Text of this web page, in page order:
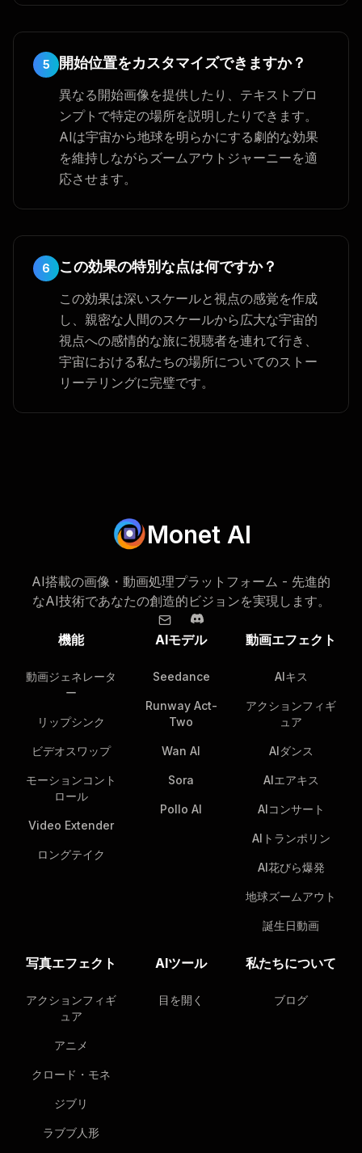
5 開始位置をカスタマイズできますか？
異なる開始画像を提供したり、テキストプロ
ンプトで特定の場所を説明したりできます。
AIは宇宙から地球を明らかにする劇的な効果
を維持しながらズームアウトジャーニーを適
応させます。
6 この効果の特別な点は何ですか？
この効果は深いスケールと視点の感覚を作成
し、親密な人間のスケールから広大な宇宙的
視点への感情的な旅に視聴者を連れて行き、
宇宙における私たちの場所についてのストー
リーテリングに完璧です。
Monet AI
AI搭載の画像・動画処理プラットフォーム - 先進的
なAI技術であなたの創造的ビジョンを実現します。
機能
動画ジェネレータ
ー
リップシンク
ビデオスワップ
モーションコント
ロール
Video Extender
ロングテイク
AIモデル
Seedance
Runway Act-
Two
Wan AI
Sora
Pollo AI
動画エフェクト
AIキス
アクションフィギ
ュア
AIダンス
AIエアキス
AIコンサート
AIトランポリン
AI花びら爆発
地球ズームアウト
誕生日動画
写真エフェクト
アクションフィギ
ュア
アニメ
クロード・モネ
ジブリ
ラブブ人形
AIツール
目を開く
私たちについて
ブログ